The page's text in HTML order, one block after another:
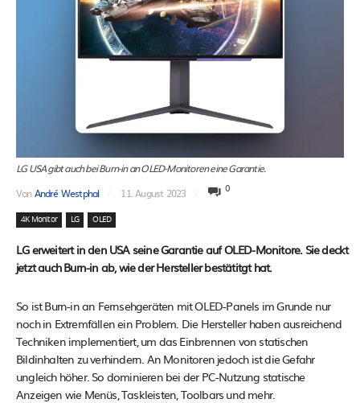
LG USA gibt auch bei Burn-in an OLED-Monitoren eine Garantie.
VonAndré Westphal 11. August 2023 0
4K Monitor LG OLED
LG erweitert in den USA seine Garantie auf OLED-Monitore. Sie deckt
jetzt auch Burn-in ab, wie der Hersteller bestätitgt hat.
So ist Burn-in an Fernsehgeräten mit OLED-Panels im Grunde nur
noch in Extremfällen ein Problem. Die Hersteller haben ausreichend
Techniken implementiert, um das Einbrennen von statischen
Bildinhalten zu verhindern. An Monitoren jedoch ist die Gefahr
ungleich höher. So dominieren bei der PC-Nutzung statische
Anzeigen wie Menüs, Taskleisten, Toolbars und mehr.